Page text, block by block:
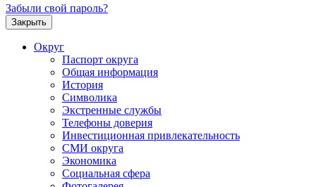
Забыли свой пароль?
Закрыть
Округ
Паспорт округа
Общая информация
История
Символика
Экстренные службы
Телефоны доверия
Инвестиционная привлекательность
СМИ округа
Экономика
Социальная сфера